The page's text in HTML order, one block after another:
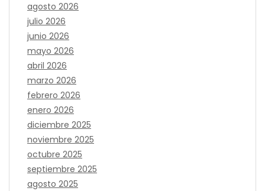
agosto 2026
julio 2026
junio 2026
mayo 2026
abril 2026
marzo 2026
febrero 2026
enero 2026
diciembre 2025
noviembre 2025
octubre 2025
septiembre 2025
agosto 2025